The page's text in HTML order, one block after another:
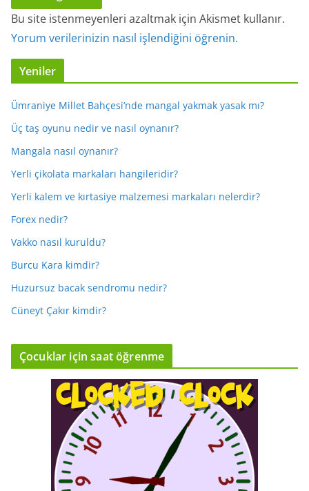
Bu site istenmeyenleri azaltmak için Akismet kullanır.
Yorum verilerinizin nasıl işlendiğini öğrenin.
Yeniler
Ümraniye Millet Bahçesi’nde mangal yakmak yasak mı?
Üç taş oyunu nedir ve nasıl oynanır?
Mangala nasıl oynanır?
Yerli çikolata markaları hangileridir?
Yerli kalem ve kırtasiye malzemesi markaları nelerdir?
Forex nedir?
Vakko nasıl kuruldu?
Burcu Kara kimdir?
Huzursuz bacak sendromu nedir?
Cüneyt Çakır kimdir?
Çocuklar için saat öğrenme